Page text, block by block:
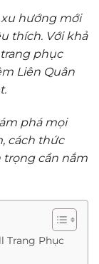
hướng mới
thích. Với khả
phục
Liên Quân
phá mọi
cách thức
trọng cần nắm
Trang Phục